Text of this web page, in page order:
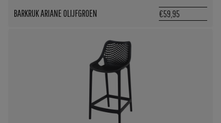
BARKRUK ARIANE OLIJFGROEN €59,95